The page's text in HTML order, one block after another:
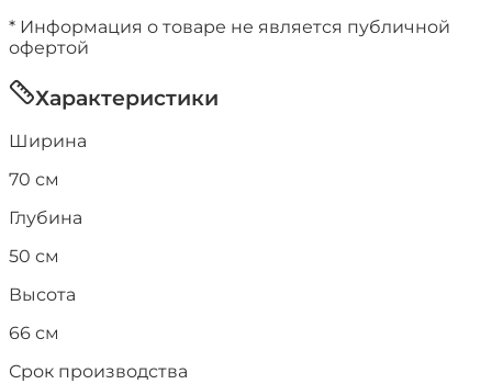
* Информация о товаре не является публичной
офертой
Характеристики
Ширина
70 см
Глубина
50 см
Высота
66 см
Срок производства